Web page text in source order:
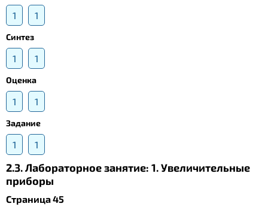
1 1
Синтез
1 1
Оценка
1 1
Задание
1 1
2.3. Лабораторное занятие: 1. Увеличительные
приборы
Страница 45